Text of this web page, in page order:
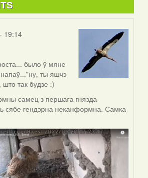
19:14
было ў мяне
ты яшчэ
што так будзе :)
самец з першага гнязда
сябе гендэрна неканформна. Самка